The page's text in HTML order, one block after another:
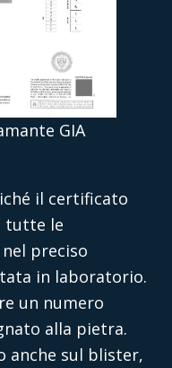
GIA
il certificato
tutte le
preciso
in laboratorio.
un numero
alla pietra.
anche sul blister,